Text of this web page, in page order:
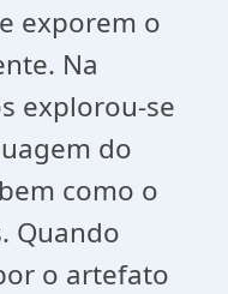
exporem o
Na
explorou-se
do
como o
Quando
o artefato